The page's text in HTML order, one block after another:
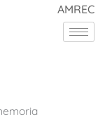
AMREC